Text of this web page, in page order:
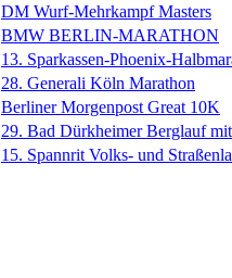
DM Wurf-Mehrkampf Masters
BMW BERLIN-MARATHON
13. Sparkassen-Phoenix-
28. Generali Köln Marathon
Berliner Morgenpost Great 10K
29. Bad Dürkheimer Berglauf
15. Spannrit Volks- und